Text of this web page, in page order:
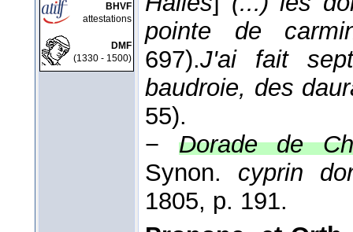
BHVF
attestations
DMF
(1330 - 1500)
pointe de
697).J'ai fait
baudroie, des
55).
− Dorade de
Synon. cyprin
1805, p. 191.